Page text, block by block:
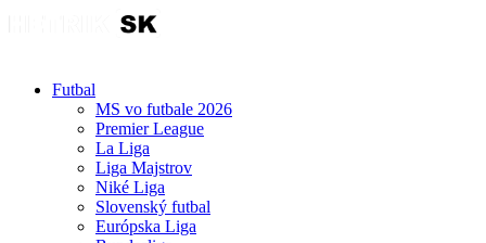
Futbal
MS vo futbale 2026
Premier League
La Liga
Liga Majstrov
Niké Liga
Slovenský futbal
Európska Liga